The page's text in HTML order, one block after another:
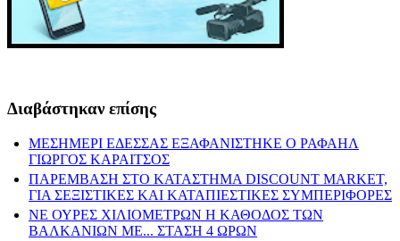
Διαβάστηκαν επίσης
ΜΕΣΗΜΕΡΙ ΕΔΕΣΣΑΣ ΕΞΑΦΑΝΙΣΤΗΚΕ Ο ΡΑΦΑΗΛ
ΓΙΩΡΓΟΣ ΚΑΡΑΙΤΣΟΣ
ΠΑΡΕΜΒΑΣΗ ΣΤΟ ΚΑΤΑΣΤΗΜΑ DISCOUNT MARKET,
ΓΙΑ ΣΕΞΙΣΤΙΚΕΣ ΚΑΙ ΚΑΤΑΠΙΕΣΤΙΚΕΣ ΣΥΜΠΕΡΙΦΟΡΕΣ
ΝΕ ΟΥΡΕΣ ΧΙΛΙΟΜΕΤΡΩΝ Η ΚΑΘΟΔΟΣ ΤΩΝ
ΒΑΛΚΑΝΙΩΝ ΜΕ... ΣΤΑΣΗ 4 ΩΡΩΝ